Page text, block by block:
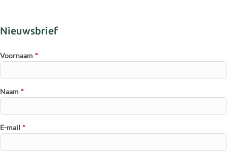
Nieuwsbrief
Voornaam *
Naam *
E-mail *